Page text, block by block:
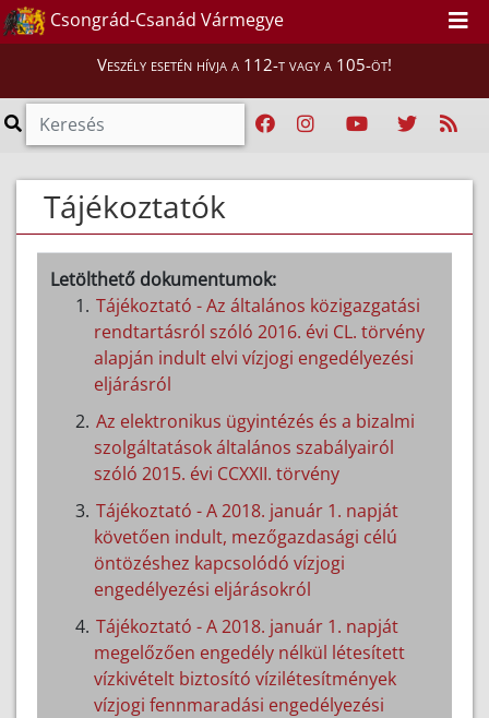
Csongrád-Csanád Vármegye
Veszély esetén hívja a 112-t vagy a 105-öt!
Tájékoztatók
Letölthető dokumentumok:
Tájékoztató - Az általános közigazgatási
rendtartásról szóló 2016. évi CL. törvény
alapján indult elvi vízjogi engedélyezési
eljárásról
Az elektronikus ügyintézés és a bizalmi
szolgáltatások általános szabályairól
szóló 2015. évi CCXXII. törvény
Tájékoztató - A 2018. január 1. napját
követően indult, mezőgazdasági célú
öntözéshez kapcsolódó vízjogi
engedélyezési eljárásokról
Tájékoztató - A 2018. január 1. napját
megelőzően engedély nélkül létesített
vízkivételt biztosító vízilétesítmények
vízjogi fennmaradási engedélyezési